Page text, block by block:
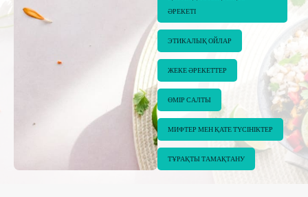
ӘРЕКЕТІ
ЭТИКАЛЫҚ ОЙЛАР
ЖЕКЕ ӘРЕКЕТТЕР
ӨМІР САЛТЫ
МИФТЕР МЕН ҚАТЕ ТҮСІНІКТЕР
ТҰРАҚТЫ ТАМАҚТАНУ